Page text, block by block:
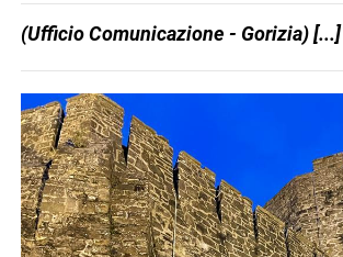
(Ufficio Comunicazione - Gorizia) [...]